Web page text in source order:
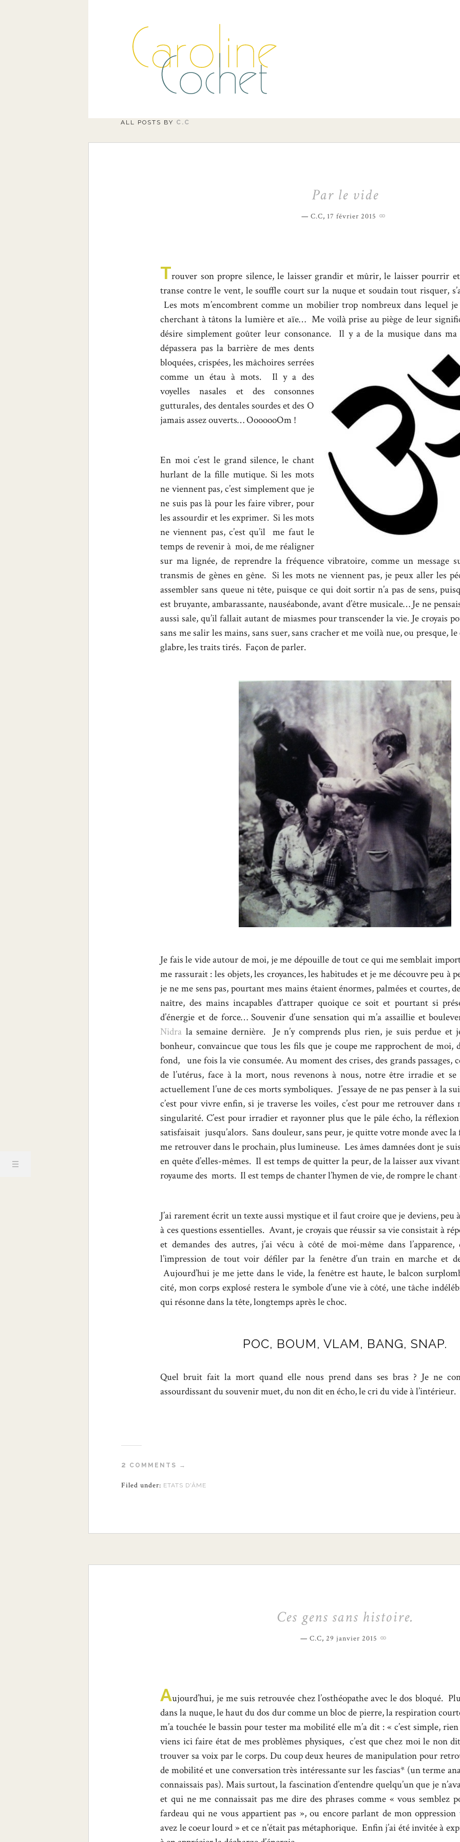
ALL POSTS BY C.C
Par le vide
C.C, 17 février 2015
Trouver son propre silence, le laisser grandir et mûrir, le laisser pourrir
transe contre le vent, le souffle court sur la nuque et soudain tout risquer,
Les mots m’encombrent comme un mobilier trop nombreux dans lequel
cherchant à tâtons la lumière et aïe… Me voilà prise au piège de leur
désire simplement goûter leur consonance. Il y a de la musique dans
dépassera pas la barrière de mes dents
bloquées, crispées, les mâchoires serrées
comme un étau à mots. Il y a des
voyelles nasales et des consonnes
gutturales, des dentales sourdes et des O
jamais assez ouverts… OoooooOm !
En moi c’est le grand silence, le chant
hurlant de la fille mutique. Si les mots
ne viennent pas, c’est simplement que je
ne suis pas là pour les faire vibrer, pour
les assourdir et les exprimer. Si les mots
ne viennent pas, c’est qu’il me faut le
temps de revenir à moi, de me réaligner
sur ma lignée, de reprendre la fréquence vibratoire, comme un message
transmis de gènes en gêne. Si les mots ne viennent pas, je peux aller les
assembler sans queue ni tête, puisque ce qui doit sortir n’a pas de sens,
est bruyante, ambarassante, nauséabonde, avant d’être musicale… Je ne
aussi sale, qu’il fallait autant de miasmes pour transcender la vie. Je croyais
sans me salir les mains, sans suer, sans cracher et me voilà nue, ou presque, le
glabre, les traits tirés. Façon de parler.
Je fais le vide autour de moi, je me dépouille de tout ce qui me semblait
me rassurait : les objets, les croyances, les habitudes et je me découvre peu à
je ne me sens pas, pourtant mes mains étaient énormes, palmées et courtes,
naître, des mains incapables d’attraper quoique ce soit et pourtant si
d’énergie et de force… Souvenir d’une sensation qui m’a assaillie et
Nidra la semaine dernière. Je n’y comprends plus rien, je suis perdue et
bonheur, convaincue que tous les fils que je coupe me rapprochent de moi,
fond, une fois la vie consumée. Au moment des crises, des grands passages,
de l’utérus, face à la mort, nous revenons à nous, notre être irradie et
actuellement l’une de ces morts symboliques. J’essaye de ne pas penser à la
c’est pour vivre enfin, si je traverse les voiles, c’est pour me retrouver
singularité. C’est pour irradier et rayonner plus que le pâle écho, la
satisfaisait jusqu’alors. Sans douleur, sans peur, je quitte votre monde avec
me retrouver dans le prochain, plus lumineuse. Les âmes damnées dont je
en quête d’elles-mêmes. Il est temps de quitter la peur, de la laisser aux
royaume des morts. Il est temps de chanter l’hymen de vie, de rompre le
J’ai rarement écrit un texte aussi mystique et il faut croire que je deviens, peu
à ces questions essentielles. Avant, je croyais que réussir sa vie consistait à
et demandes des autres, j’ai vécu à côté de moi-même dans l’apparence,
l’impression de tout voir défiler par la fenêtre d’un train en marche et
Aujourd’hui je me jette dans le vide, la fenêtre est haute, le balcon
cité, mon corps explosé restera le symbole d’une vie à côté, une tâche
qui résonne dans la tête, longtemps après le choc.
POC, BOUM, VLAM, BANG, SNAP.
Quel bruit fait la mort quand elle nous prend dans ses bras ? Je ne
assourdissant du souvenir muet, du non dit en écho, le cri du vide à l’intérieur.
2 COMMENTS →
Filed under: ETATS D'ÂME
Ces gens sans histoire.
C.C, 29 janvier 2015
Aujourd’hui, je me suis retrouvée chez l’osthéopathe avec le dos bloqué.
dans la nuque, le haut du dos dur comme un bloc de pierre, la respiration
m’a touchée le bassin pour tester ma mobilité elle m’a dit : « c’est simple,
viens ici faire état de mes problèmes physiques, c’est que chez moi le non
trouver sa voix par le corps. Du coup deux heures de manipulation pour
de mobilité et une conversation très intéressante sur les fascias* (un terme
connaissais pas). Mais surtout, la fascination d’entendre quelqu’un que je
et qui ne me connaissait pas me dire des phrases comme « vous semblez
fardeau qui ne vous appartient pas », ou encore parlant de mon
avez le coeur lourd » et ce n’était pas métaphorique. Enfin j’ai été invitée à